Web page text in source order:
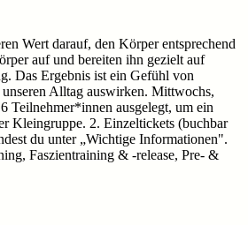
Wert darauf, den Körper entsprechend
auf und bereiten ihn gezielt auf
Das Ergebnis ist ein Gefühl von
Alltag auswirken. Mittwochs,
Teilnehmer*innen ausgelegt, um ein
Kleingruppe. 2. Einzeltickets (buchbar
du unter „Wichtige Informationen".
Faszientraining & -release, Pre- &